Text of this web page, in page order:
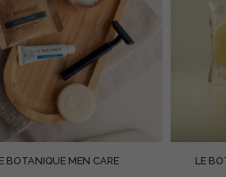
BOTANIQUE MEN CARE LE